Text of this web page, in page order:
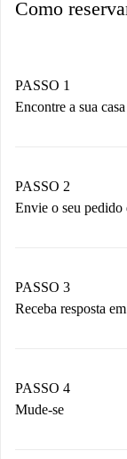
Como
PASSO 1
Encontre a sua casa
Você tem
PASSO 2
Envie o seu pedido
Não
PASSO 3
Receba resposta
proprietário.
Se recusada:
PASSO 4
Mude-se